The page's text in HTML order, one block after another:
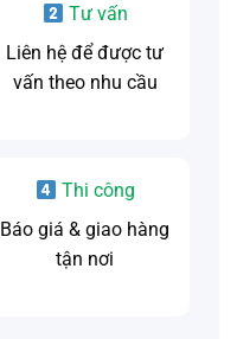
Tư vấn
Liên hệ để được tư
vấn theo nhu cầu
Thi công
Báo giá & giao hàng
tận nơi